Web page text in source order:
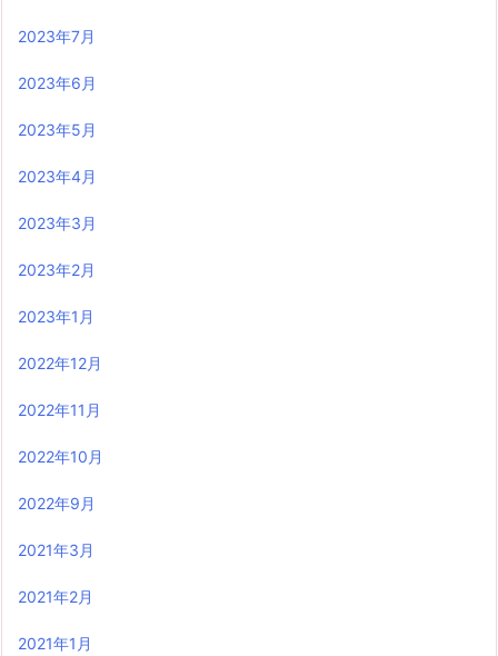
2023年7月
2023年6月
2023年5月
2023年4月
2023年3月
2023年2月
2023年1月
2022年12月
2022年11月
2022年10月
2022年9月
2021年3月
2021年2月
2021年1月